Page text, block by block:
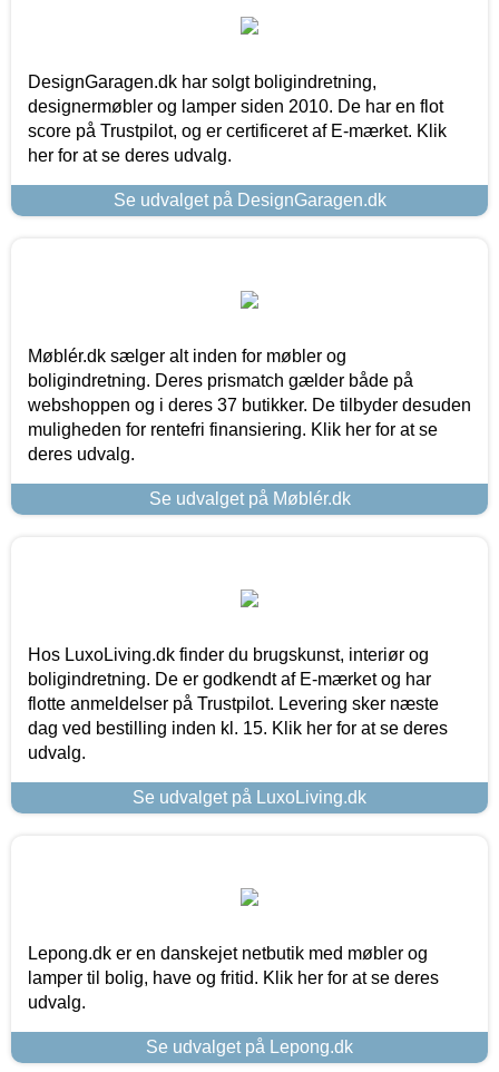
DesignGaragen.dk har solgt boligindretning,
designermøbler og lamper siden 2010. De har en flot
score på Trustpilot, og er certificeret af E-mærket. Klik
her for at se deres udvalg.
Se udvalget på DesignGaragen.dk
Møblér.dk sælger alt inden for møbler og
boligindretning. Deres prismatch gælder både på
webshoppen og i deres 37 butikker. De tilbyder desuden
muligheden for rentefri finansiering. Klik her for at se
deres udvalg.
Se udvalget på Møblér.dk
Hos LuxoLiving.dk finder du brugskunst, interiør og
boligindretning. De er godkendt af E-mærket og har
flotte anmeldelser på Trustpilot. Levering sker næste
dag ved bestilling inden kl. 15. Klik her for at se deres
udvalg.
Se udvalget på LuxoLiving.dk
Lepong.dk er en danskejet netbutik med møbler og
lamper til bolig, have og fritid. Klik her for at se deres
udvalg.
Se udvalget på Lepong.dk